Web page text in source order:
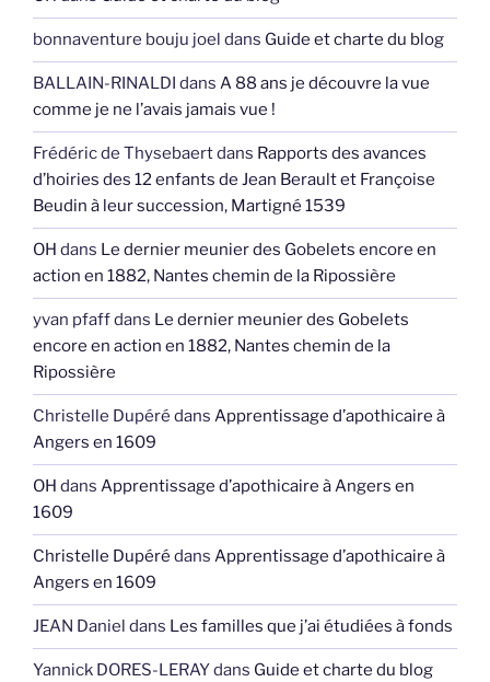
bonnaventure bouju joel dans Guide et charte du blog
BALLAIN-RINALDI dans A 88 ans je découvre la vue
comme je ne l’avais jamais vue !
Frédéric de Thysebaertdans Rapports des avances
d’hoiries des 12 enfants de Jean Berault et Françoise
Beudin à leur succession, Martigné 1539
OH dans Le dernier meunier des Gobelets encore en
action en 1882, Nantes chemin de la Ripossière
yvan pfaffdans Le dernier meunier des Gobelets
encore en action en 1882, Nantes chemin de la
Ripossière
Christelle Dupéré dans Apprentissage d’apothicaire à
Angers en 1609
OH dans Apprentissage d’apothicaire à Angers en
1609
Christelle Dupéré dans Apprentissage d’apothicaire à
Angers en 1609
JEAN Daniel dans Les familles que j’ai étudiées à fonds
Yannick DORES-LERAYdans Guide et charte du blog